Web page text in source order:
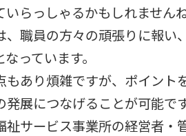
らっしゃるかもしれませんね
、職員の方々の頑張りに報い
っています。
あり煩雑ですが、ポイント
展につなげることが可能です
サービス事業所の経営者・